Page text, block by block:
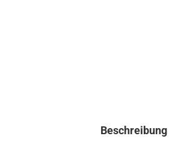
Beschreibung